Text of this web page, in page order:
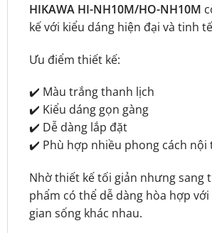
HIKAWA HI-NH10M/HO-NH10M
kế với kiểu dáng hiện đại và tinh
Ưu điểm thiết kế:
✔️ Màu trắng thanh lịch
✔️ Kiểu dáng gọn gàng
✔️ Dễ dàng lắp đặt
✔️ Phù hợp nhiều phong cách nội
Nhờ thiết kế tối giản nhưng sang
phẩm có thể dễ dàng hòa hợp
gian sống khác nhau.